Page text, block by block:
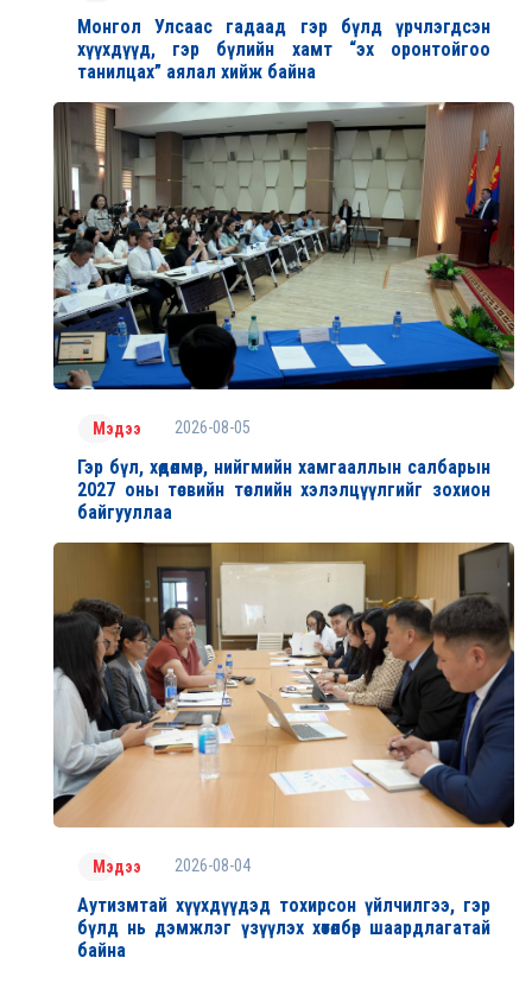
Монгол Улсаас гадаад гэр бүлд үрчлэгдсэн
хүүхдүүд, гэр бүлийн хамт “эх оронтойгоо
танилцах” аялал хийж байна
Мэдээ 2026-08-05
Гэр бүл, хөдөлмөр, нийгмийн хамгааллын салбарын
2027 оны төсвийн төслийн хэлэлцүүлгийг зохион
байгууллаа
Мэдээ 2026-08-04
Аутизмтай хүүхдүүдэд тохирсон үйлчилгээ, гэр
бүлд нь дэмжлэг үзүүлэх хөтөлбөр шаардлагатай
байна